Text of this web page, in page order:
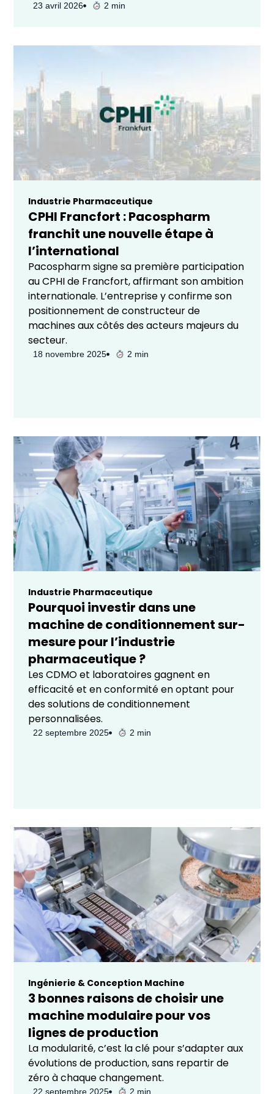
23 avril 2026 2 min
Industrie Pharmaceutique
CPHI Francfort : Pacospharm
franchit une nouvelle étape à
l’international
Pacospharm signe sa première participation
au CPHI de Francfort, affirmant son ambition
internationale. L’entreprise y confirme son
positionnement de constructeur de
machines aux côtés des acteurs majeurs du
secteur.
18 novembre 2025 2 min
Industrie Pharmaceutique
Pourquoi investir dans une
machine de conditionnement sur-
mesure pour l’industrie
pharmaceutique ?
Les CDMO et laboratoires gagnent en
efficacité et en conformité en optant pour
des solutions de conditionnement
personnalisées.
22 septembre 2025 2 min
Ingénierie & Conception Machine
3 bonnes raisons de choisir une
machine modulaire pour vos
lignes de production
La modularité, c’est la clé pour s’adapter aux
évolutions de production, sans repartir de
zéro à chaque changement.
22 septembre 2025 2 min